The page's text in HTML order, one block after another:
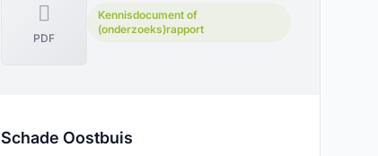
PDF
Kennisdocument of
(onderzoeks)rapport
Schade Oostbuis